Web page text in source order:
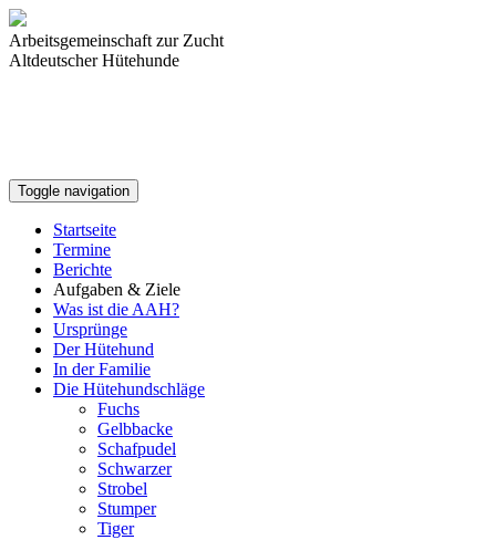
Arbeitsgemeinschaft zur Zucht
Altdeutscher Hütehunde
Toggle navigation
Startseite
Termine
Berichte
Aufgaben & Ziele
Was ist die AAH?
Ursprünge
Der Hütehund
In der Familie
Die Hütehundschläge
Fuchs
Gelbbacke
Schafpudel
Schwarzer
Strobel
Stumper
Tiger